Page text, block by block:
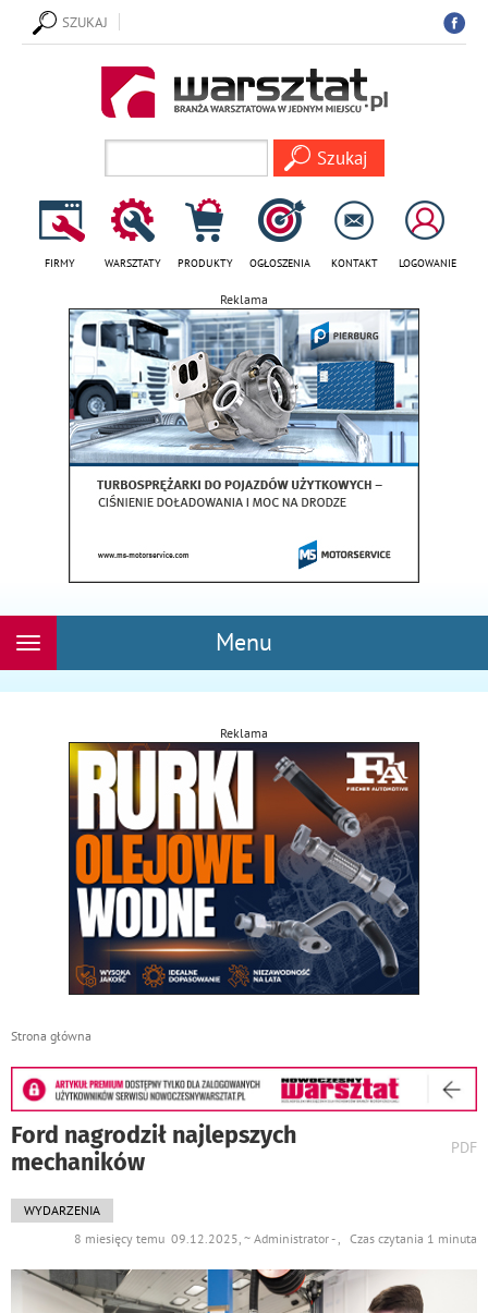
SZUKAJ
FIRMY WARSZTATY PRODUKTY OGŁOSZENIA KONTAKT LOGOWANIE
Reklama
Menu
Rozwiń
Reklama
Strona główna
Ford nagrodził najlepszych
mechaników
PDF
WYDARZENIA
8 miesięcy temu 09.12.2025, ~ Administrator - , Czas czytania 1 minuta